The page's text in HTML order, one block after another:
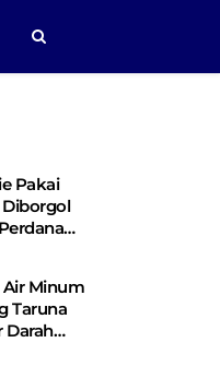
Pakai
Minum
Taruna
Darah